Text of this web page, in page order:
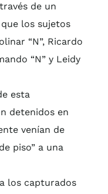
de un
los sujetos
“N”, Ricardo
“N” y Leidy
esta
detenidos en
venían de
piso” a una
los capturados